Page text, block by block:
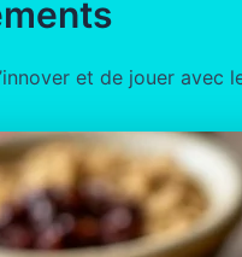
et de jouer avec